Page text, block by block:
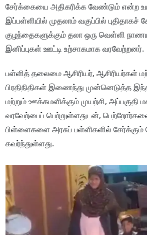
சேர்க்கையை அதிகரிக்க வேண்டும் என்ற
இப்பள்ளியில் முதலாம் வகுப்பில்
குழந்தைகளுக்கும் தலா ஒரு வெள்ளி
இனிப்புகள் ஊட்டி உற்சாகமாக வரவேற்றனர்.
பள்ளித் தலைமை ஆசிரியர், ஆசிரியர்கள்
பிரதிநிதிகள் இணைந்து முன்னெடுத்த
மற்றும் ஊக்கமளிக்கும் முயற்சி, அப்பகுதி
வரவேற்பைப் பெற்றுள்ளதுடன்,
பிள்ளைகளை அரசுப் பள்ளிகளில் சேர்க்கும்
கவர்ந்துள்ளது.